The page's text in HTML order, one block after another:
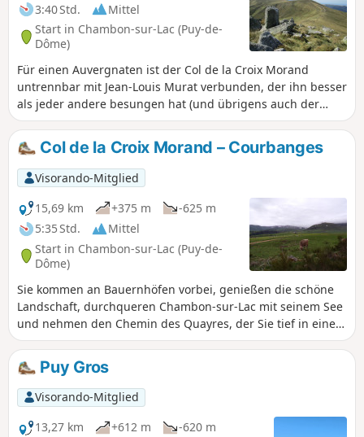
3:40 Std.
Mittel
Start in Chambon-sur-Lac (Puy-de-
Dôme)
Für einen Auvergnaten ist der Col de la Croix Morand
untrennbar mit Jean-Louis Murat verbunden, der ihn besser
als jeder andere besungen hat (und übrigens auch der
Einzige war, der ihn besungen hat!). Vom Pass aus in
Richtung Süden wandert man über die Bergkämme und
überquert einige Vulkankegel in einer grandiosen
Landschaft mit weiten Flächen und Panoramablicken über
die vulkanische Auvergne, dieein „tiefes Gefühl” der Freiheit
vermitteln.
Col de la Croix Morand – Courbanges
Visorando-Mitglied
15,69 km
+375 m
-625 m
5:35 Std.
Mittel
Start in Chambon-sur-Lac (Puy-de-
Dôme)
Sie kommen an Bauernhöfen vorbei, genießen die schöne
Landschaft, durchqueren Chambon-sur-Lac mit seinem See
und nehmen den Chemin des Quayres, der Sie tief in einen
dichten Wald führt.
Puy Gros
Visorando-Mitglied
13,27 km
+612 m
-620 m